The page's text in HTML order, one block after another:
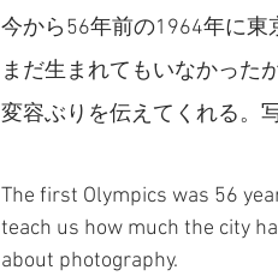
今から56年前の1964年に東
まだ生まれてもいなかった
変容ぶりを伝えてくれる。
The first Olympics was 56
teach us how much the city
about photography.